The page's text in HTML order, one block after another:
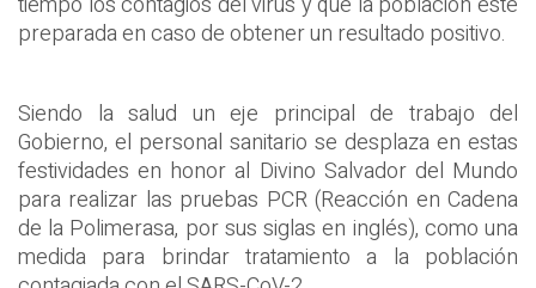
preparada en caso de obtener un resultado positivo.
Siendo la salud un eje principal de trabajo del
Gobierno, el personal sanitario se desplaza en estas
festividades en honor al Divino Salvador del Mundo
para realizar las pruebas PCR (Reacción en Cadena
de la Polimerasa, por sus siglas en inglés), como una
medida para brindar tratamiento a la población